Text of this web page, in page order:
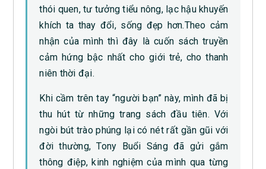
thói quen, tư tưởng tiểu nông, lạc hậu khuyến
khích ta thay đổi, sống đẹp hơn.Theo cảm
nhận của mình thì đây là cuốn sách truyền
cảm hứng bậc nhất cho giới trẻ, cho thanh
niên thời đại.
Khi cầm trên tay “người bạn” này, mình đã bị
thu hút từ những trang sách đầu tiên. Với
ngòi bút trào phúng lại có nét rất gần gũi với
đời thường, Tony Buổi Sáng đã gửi gắm
thông điệp, kinh nghiệm của mình qua từng